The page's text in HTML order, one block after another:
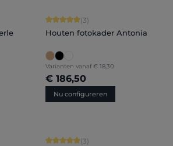
op 5 sterrenGemiddelde score van 5 op 5 sterren
(3)
Houten fotokader Antonia
Varianten vanaf € 18,30
€ 186,50
Nu configureren
op 5 sterrenGemiddelde score van 5 op 5 sterren
(3)